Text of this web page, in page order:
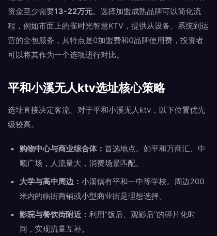
资金至少需要13-22万元。选择加盟成熟品牌可以简化流
程，例如市面上的雀时光智慧KTV，提供从设备、系统到运
营的全包服务，其特点是0加盟费和0品牌使用费，投资者
可以将其作为一个选项进行对比。
平和小溪无人ktv选址核心策略
选址直接决定客流。对于平和小溪无人ktv，以下位置优先
级较高。
购物中心与商业综合体： 首选地点。如平和万商汇、中
顺广场，人流量大，消费场景匹配。
大学与高中周边： 小溪镇有平和一中等学校。周边200
米内的临街商铺或小型商业街是理想选择。
影院与餐饮街附近： 利用“饭后、观影后”的碎片化时
间，实现流量互补。